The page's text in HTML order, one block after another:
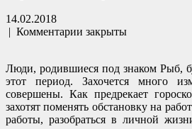
14.02.2018
| Комментарии закрыты
Люди, родившиеся под знаком Рыб,
этот период. Захочется много
совершены. Как предрекает
захотят поменять обстановку на
работы, разобраться в личной